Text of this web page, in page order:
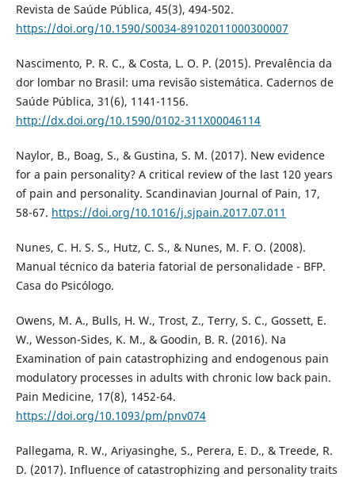
Revista de Saúde Pública, 45(3), 494-502.
https://doi.org/10.1590/S0034-89102011000300007
Nascimento, P. R. C., & Costa, L. O. P. (2015). Prevalência da
dor lombar no Brasil: uma revisão sistemática. Cadernos de
Saúde Pública, 31(6), 1141-1156.
http://dx.doi.org/10.1590/0102-311X00046114
Naylor, B., Boag, S., & Gustina, S. M. (2017). New evidence
for a pain personality? A critical review of the last 120 years
of pain and personality. Scandinavian Journal of Pain, 17,
58-67. https://doi.org/10.1016/j.sjpain.2017.07.011
Nunes, C. H. S. S., Hutz, C. S., & Nunes, M. F. O. (2008).
Manual técnico da bateria fatorial de personalidade - BFP.
Casa do Psicólogo.
Owens, M. A., Bulls, H. W., Trost, Z., Terry, S. C., Gossett, E.
W., Wesson-Sides, K. M., & Goodin, B. R. (2016). Na
Examination of pain catastrophizing and endogenous pain
modulatory processes in adults with chronic low back pain.
Pain Medicine, 17(8), 1452-64.
https://doi.org/10.1093/pm/pnv074
Pallegama, R. W., Ariyasinghe, S., Perera, E. D., & Treede, R.
D. (2017). Influence of catastrophizing and personality traits